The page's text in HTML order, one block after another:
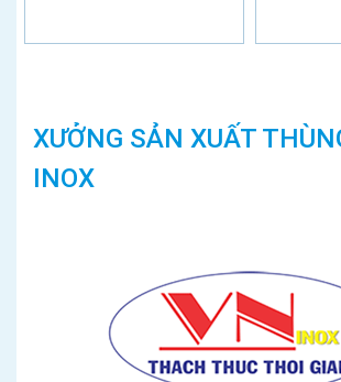
XƯỞNG SẢN XUẤT
INOX